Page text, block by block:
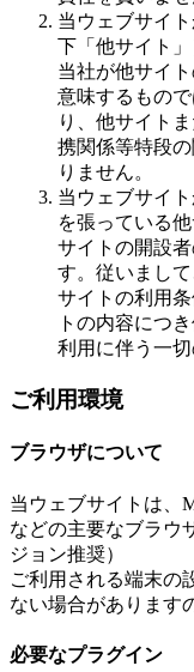
当ウェブサイ
下「他サイト
当社が他サイ
意味するもの
り、他サイト
携関係等特段
りません。
当ウェブサイ
を張っている
サイトの開設
す。従いまし
サイトの利用
トの内容につ
利用に伴う一
ご利用環境
ブラウザについて
当ウェブサイトは、
などの主要なブラウ
ジョン推奨）
ご利用される端末の
ない場合があります
必要なプラグイン